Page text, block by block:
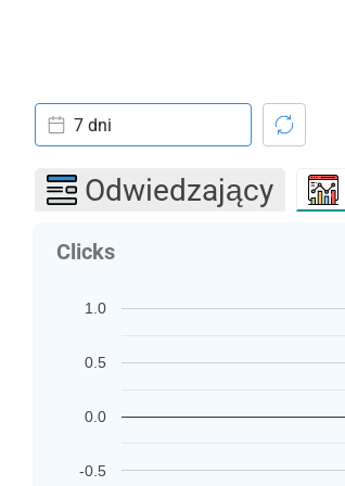
7 dni
Odwiedzający
Clicks
-0.5
0.0
0.5
1.0